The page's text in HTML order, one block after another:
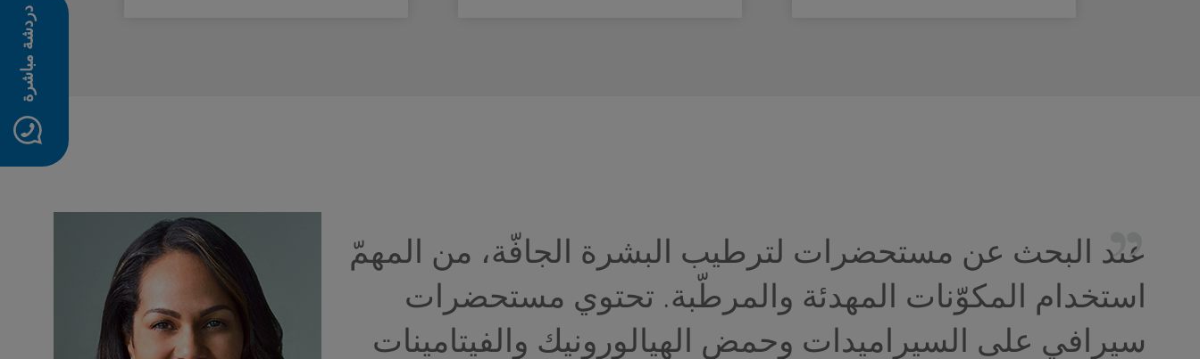
دردشة مباشرة
عند البحث عن مستحضرات لترطيب البشرة الجافّة، من المهمّ
استخدام المكوّنات المهدئة والمرطّبة. تحتوي مستحضرات
سيرافي على السيراميدات وحمض الهيالورونيك والفيتامينات